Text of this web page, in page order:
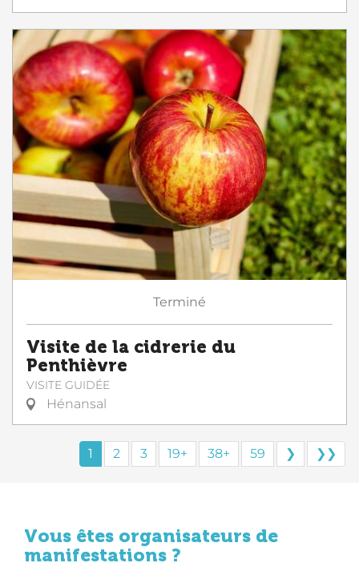
Terminé
Visite de la cidrerie du
Penthièvre
VISITE GUIDÉE
Hénansal
1 2 3 19+ 38+ 59 ❯ ❯❯
Vous êtes organisateurs de
manifestations ?